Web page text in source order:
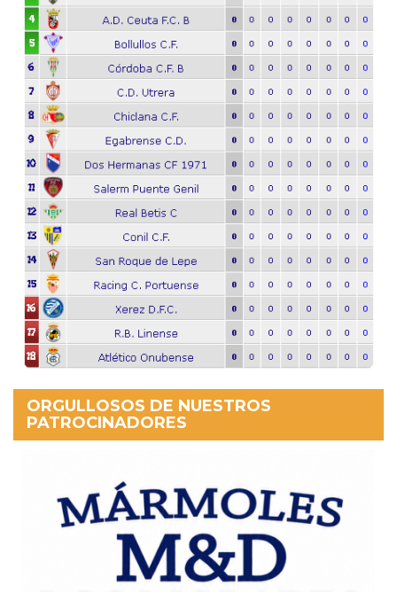
ORGULLOSOS DE NUESTROS
PATROCINADORES